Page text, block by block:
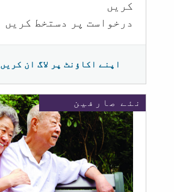
کریں
درخواست پر دستخط کریں
اپنے اکاؤنٹ پر لاگ ان کریں
نئے صارفین